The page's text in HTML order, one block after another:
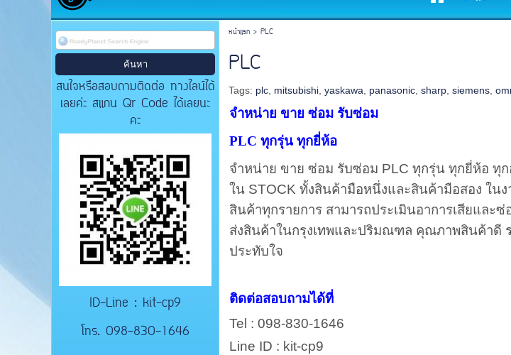
สนใจหรือสอบถามติดต่อ ทางไลน์ได้
เลยค่ะ สแกน Qr Code ได้เลยนะ
คะ
ID-Line : kit-cp9
โทร. 098-830-1646
หน้าแรก> PLC
PLC
Tags: plc mitsubishi ,yaskawa panasonic ,sharp ,siemens ,
จำหน่าย ขาย ซ่อม รับซ่อม
PLC ทุกรุ่น ทุกยี่ห้อ
จำหน่าย ขาย ซ่อม รับซ่อม PLC ทุกรุ่น ทุกยี่ห้อ ทุ
ในSTOCK ทั้งสินค้ามือหนึ่งและสินค้ามือสอง ใน
สินค้าทุกรายการ สามารถประเมินอาการเสียและซ่
ส่งสินค้าในกรุงเทพและปริมณฑล คุณภาพสินค้าดี ร
ประทับใจ
ติดต่อสอบถามได้ที่
Tel : 098-830-1646
Line ID : kit-cp9